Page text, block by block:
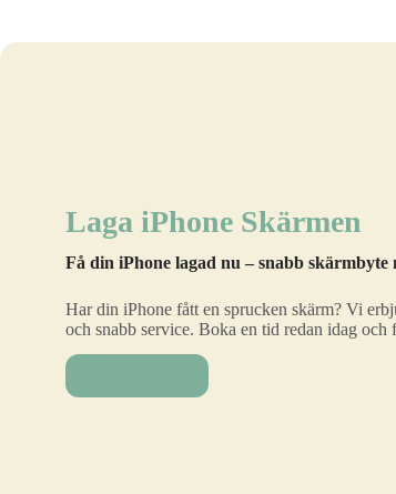
Laga iPhone Skärmen
Få din iPhone lagad nu – snabb skärmbyte
Har din iPhone fått en sprucken skärm? Vi
och snabb service. Boka en tid redan idag